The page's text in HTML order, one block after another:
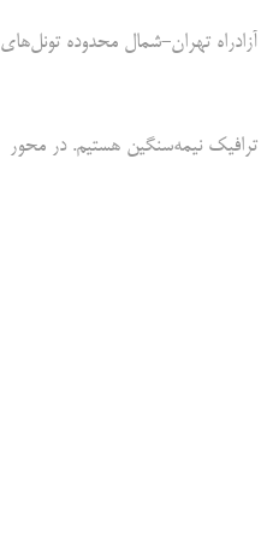
تهران-شمال محدوده تونل‌های
ترافیک نیمه‌سنگین هستیم. در محور